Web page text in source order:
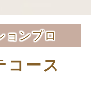
ョンプロ
コース